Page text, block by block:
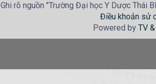
Ghi rõ nguồn "Trường Đại học Y Dược Thái
Điều khoản sử
Powered by TV